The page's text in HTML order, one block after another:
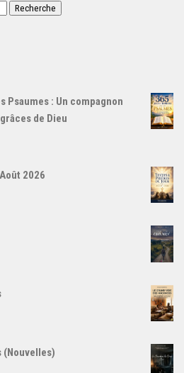
Recherche
Psaumes : Un compagnon
de Dieu
2026
(Nouvelles)